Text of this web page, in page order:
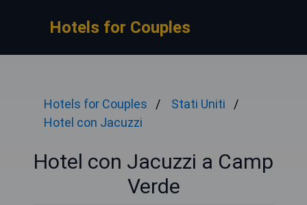
Hotels for Couples
Hotels for Couples
Stati Uniti
Hotel con Jacuzzi
Hotel con Jacuzzi a Camp
Verde